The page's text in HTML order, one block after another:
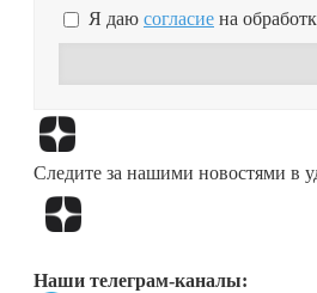
Я даю согласие на
Следите за нашими новостями в
Наши телеграм-каналы: